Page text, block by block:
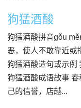
狗猛酒酸
狗猛酒酸拼音gǒu
恶，使人不敢靠近或
狗猛酒酸造句或示例
狗猛酒酸成语故事
己的信誉，店越...